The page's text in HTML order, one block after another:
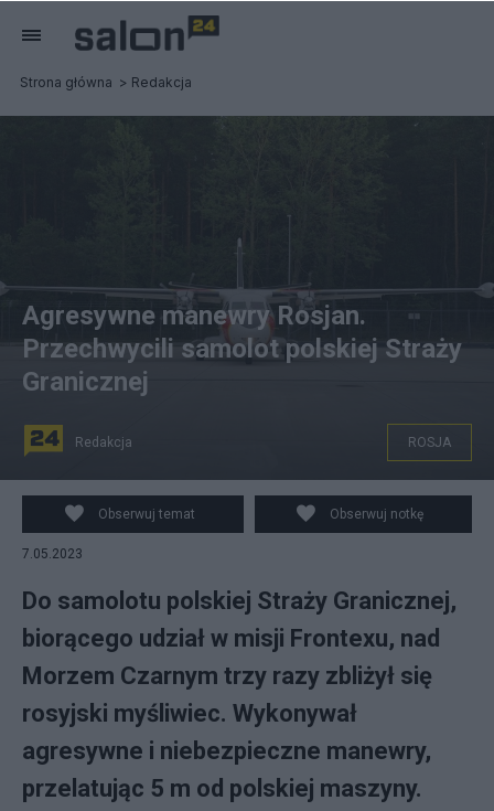
Strona główna Redakcja
Samolot Turbolet L-410 polskiej Straży Granicznej. Fot.
Agresywne manewry Rosjan.
Przechwycili samolot polskiej Straży
Granicznej
Redakcja ROSJA
Obserwuj temat Obserwuj notkę
7.05.2023
Do samolotu polskiej Straży Granicznej,
biorącego udział w misji Frontexu, nad
Morzem Czarnym trzy razy zbliżył się
rosyjski myśliwiec. Wykonywał
agresywne i niebezpieczne manewry,
przelatując 5 m od polskiej maszyny.